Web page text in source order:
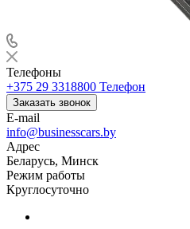
Телефоны
+375 29 3318800 Телефон
Заказать звонок
E-mail
info@businesscars.by
Адрес
Беларусь, Минск
Режим работы
Круглосуточно